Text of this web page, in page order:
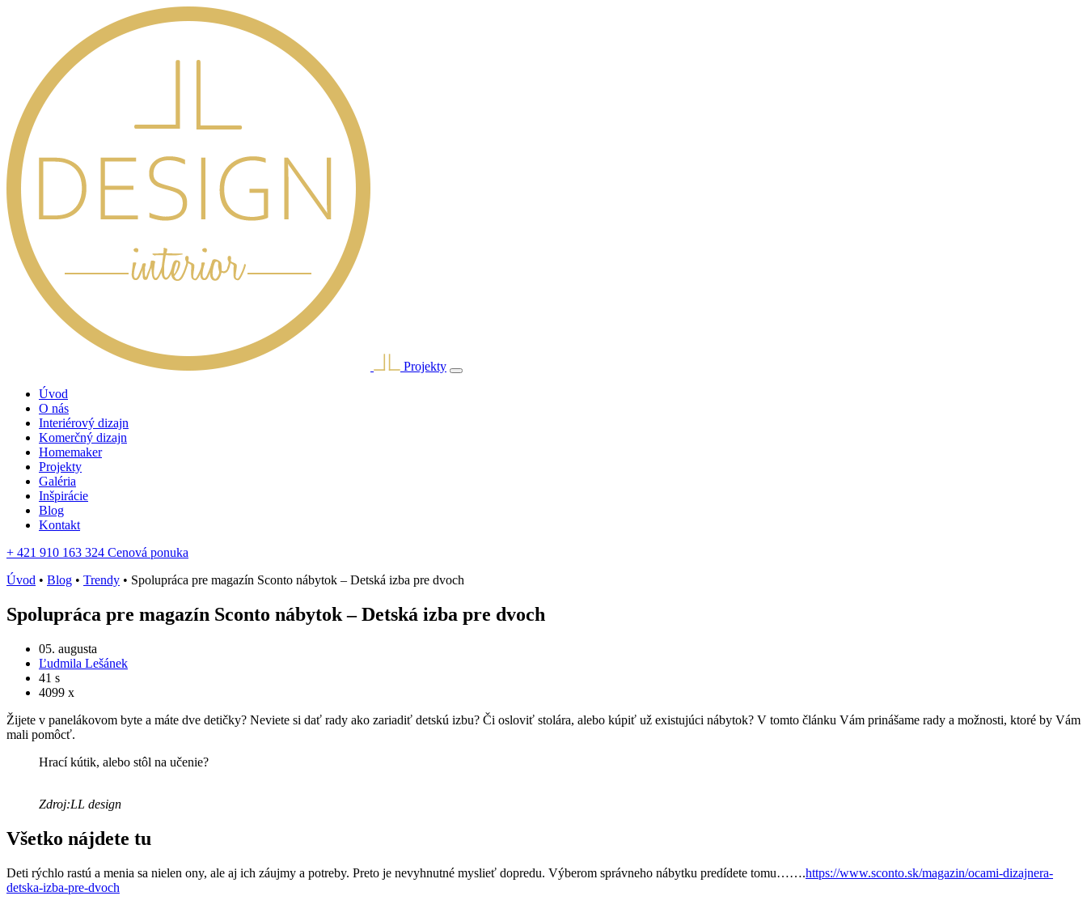
Projekty
Úvod
O nás
Interiérový dizajn
Komerčný dizajn
Homemaker
Projekty
Galéria
Inšpirácie
Blog
Kontakt
+ 421 910 163 324 Cenová ponuka
Úvod • Blog • Trendy • Spolupráca pre magazín Sconto nábytok – Detská izba pre dvoch
Spolupráca pre magazín Sconto nábytok – Detská izba pre dvoch
05. augusta
Ľudmila Lešánek
41 s
4099 x
Žijete v panelákovom byte a máte dve detičky? Neviete si dať rady ako zariadiť detskú izbu? Či osloviť stolára, alebo kúpiť už existujúci nábytok? V tomto článku Vám prinášame rady a možnosti, ktoré by Vám
mali pomôcť.
Hrací kútik, alebo stôl na učenie?
Zdroj:LL design
Všetko nájdete tu
Deti rýchlo rastú a menia sa nielen ony, ale aj ich záujmy a potreby. Preto je nevyhnutné myslieť dopredu. Výberom správneho nábytku predídete tomu…….https://www.sconto.sk/magazin/ocami-dizajnera-
detska-izba-pre-dvoch